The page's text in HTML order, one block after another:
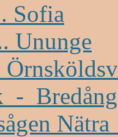
Sofia
Ununge
-